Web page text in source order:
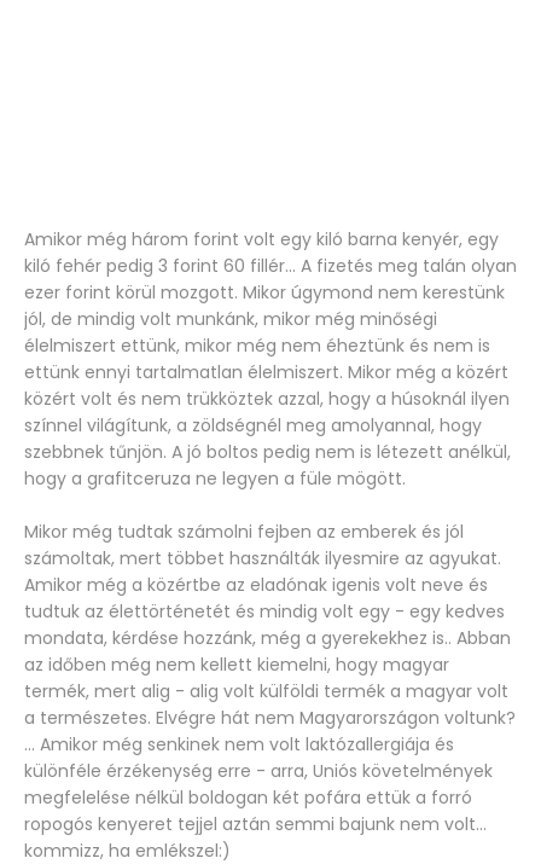
Amikor még három forint volt egy kiló barna kenyér, egy
kiló fehér pedig 3 forint 60 fillér... A fizetés meg talán olyan
ezer forint körül mozgott. Mikor úgymond nem kerestünk
jól, de mindig volt munkánk, mikor még minőségi
élelmiszert ettünk, mikor még nem éheztünk és nem is
ettünk ennyi tartalmatlan élelmiszert. Mikor még a közért
közért volt és nem trükköztek azzal, hogy a húsoknál ilyen
színnel világítunk, a zöldségnél meg amolyannal, hogy
szebbnek tűnjön. A jó boltos pedig nem is létezett anélkül,
hogy a grafitceruza ne legyen a füle mögött.
Mikor még tudtak számolni fejben az emberek és jól
számoltak, mert többet használták ilyesmire az agyukat.
Amikor még a közértbe az eladónak igenis volt neve és
tudtuk az élettörténetét és mindig volt egy - egy kedves
mondata, kérdése hozzánk, még a gyerekekhez is.. Abban
az időben még nem kellett kiemelni, hogy magyar
termék, mert alig - alig volt külföldi termék a magyar volt
a természetes. Elvégre hát nem Magyarországon voltunk?
... Amikor még senkinek nem volt laktózallergiája és
különféle érzékenység erre - arra, Uniós követelmények
megfelelése nélkül boldogan két pofára ettük a forró
ropogós kenyeret tejjel aztán semmi bajunk nem volt...
kommizz, ha emlékszel:)